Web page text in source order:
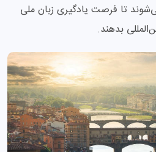
تا فرصت یادگیری زبان ملی
بدهند.